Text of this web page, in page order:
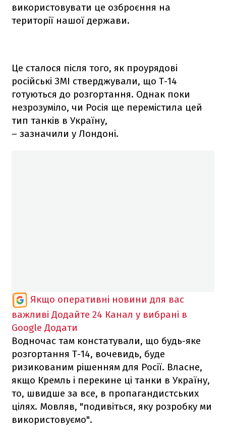
використовувати це озброєння на
території нашої держави.
Це сталося після того, як проурядові
російські ЗМІ стверджували, що Т-14
готуються до розгортання. Однак поки
незрозуміло, чи Росія ще перемістила цей
тип танків в Україну,
– зазначили у Лондоні.
Якщо оперативні новини для вас
важливі Додайте 24 Канал у вибрані в
Google Додати
Водночас там констатували, що будь-яке
розгортання Т-14, вочевидь, буде
ризикованим рішенням для Росії. Власне,
якщо Кремль і перекине ці танки в Україну,
то, швидше за все, в пропагандистських
цілях. Мовляв, "подивіться, яку розробку ми
використовуємо".